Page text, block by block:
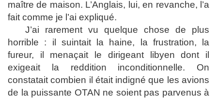
maître de maison. L’Anglais, lui, en revanche, l’a
fait comme je l’ai expliqué.
J’ai rarement vu quelque chose de plus
horrible : il suintait la haine, la frustration, la
fureur, il menaçait le dirigeant libyen dont il
exigeait la reddition inconditionnelle. On
constatait combien il était indigné que les avions
de la puissante OTAN ne soient pas parvenus à